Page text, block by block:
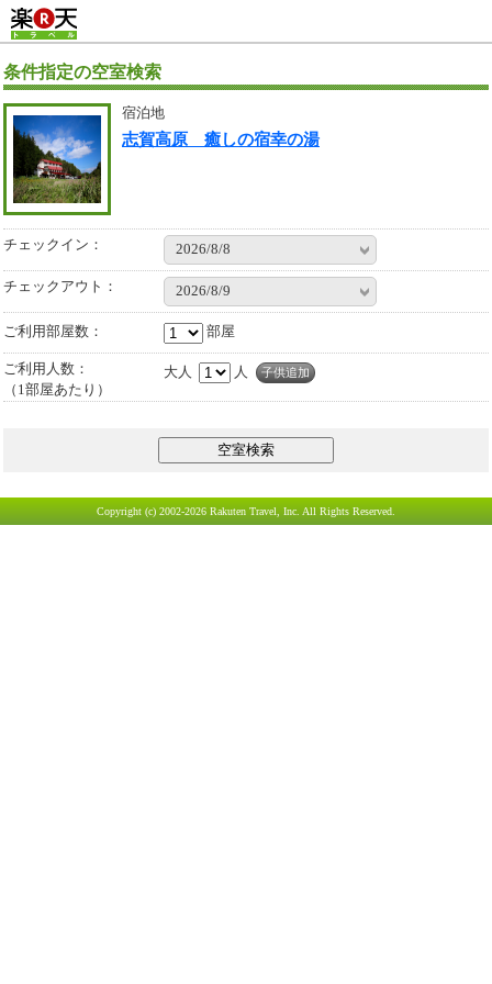
条件指定の空室検索
宿泊地
志賀高原 癒しの宿幸の湯
チェックイン： 2026/8/8
チェックアウト： 2026/8/9
ご利用部屋数 部屋
ご利用人数：
（1部屋あたり）
大人 人 子供追加
Copyright (c) 2002-2026 Rakuten Travel, Inc. All Rights Reserved.